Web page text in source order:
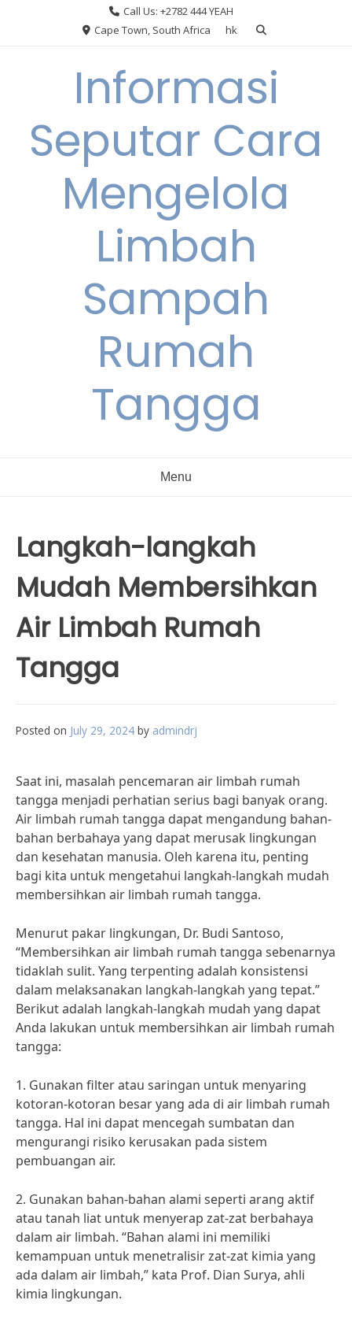
Call Us: +2782 444 YEAH
Cape Town, South Africa
hk
Informasi
Seputar Cara
Mengelola
Limbah
Sampah
Rumah
Tangga
Menu
Langkah-langkah
Mudah Membersihkan
Air Limbah Rumah
Tangga
Posted on July 29, 2024 by admindrj
Saat ini, masalah pencemaran air limbah rumah
tangga menjadi perhatian serius bagi banyak orang.
Air limbah rumah tangga dapat mengandung bahan-
bahan berbahaya yang dapat merusak lingkungan
dan kesehatan manusia. Oleh karena itu, penting
bagi kita untuk mengetahui langkah-langkah mudah
membersihkan air limbah rumah tangga.
Menurut pakar lingkungan, Dr. Budi Santoso,
“Membersihkan air limbah rumah tangga sebenarnya
tidaklah sulit. Yang terpenting adalah konsistensi
dalam melaksanakan langkah-langkah yang tepat.”
Berikut adalah langkah-langkah mudah yang dapat
Anda lakukan untuk membersihkan air limbah rumah
tangga:
1. Gunakan filter atau saringan untuk menyaring
kotoran-kotoran besar yang ada di air limbah rumah
tangga. Hal ini dapat mencegah sumbatan dan
mengurangi risiko kerusakan pada sistem
pembuangan air.
2. Gunakan bahan-bahan alami seperti arang aktif
atau tanah liat untuk menyerap zat-zat berbahaya
dalam air limbah. “Bahan alami ini memiliki
kemampuan untuk menetralisir zat-zat kimia yang
ada dalam air limbah,” kata Prof. Dian Surya, ahli
kimia lingkungan.